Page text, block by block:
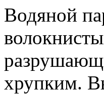
Водяной
хрупким.